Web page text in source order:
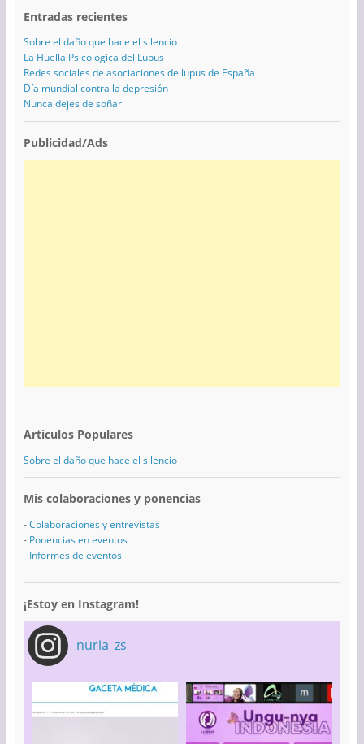
Entradas recientes
Sobre el daño que hace el silencio
La Huella Psicológica del Lupus
Redes sociales de asociaciones de lupus de España
Día mundial contra la depresión
Nunca dejes de soñar
Publicidad/Ads
Artículos Populares
Sobre el daño que hace el silencio
Mis colaboraciones y ponencias
-Colaboraciones y entrevistas
- Ponencias en eventos
- Informes de eventos
¡Estoy en Instagram!
nuria_zs